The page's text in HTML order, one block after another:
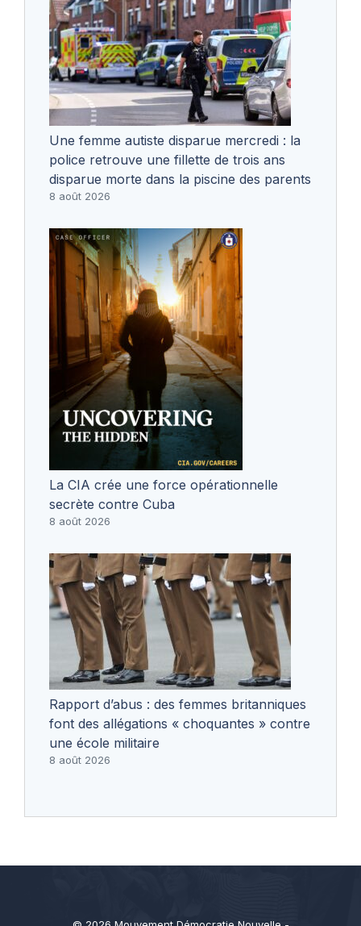
Une femme autiste disparue mercredi : la
police retrouve une fillette de trois ans
disparue morte dans la piscine des parents
8 août 2026
La CIA crée une force opérationnelle
secrète contre Cuba
8 août 2026
Rapport d’abus : des femmes britanniques
font des allégations « choquantes » contre
une école militaire
8 août 2026